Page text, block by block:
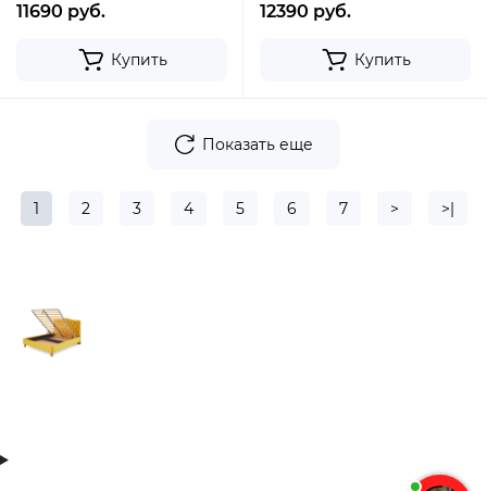
11690 руб.
Купить
12390 руб.
Купить
Показать еще
1 2 3 4 5 6 7 > >|